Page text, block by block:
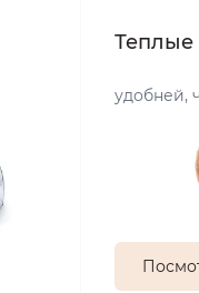
Теплые
удобней,